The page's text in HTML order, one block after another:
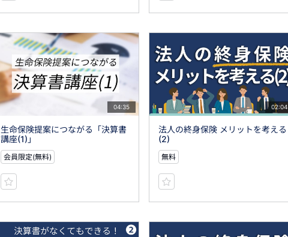
04:35
生命保険提案につながる「決算書
講座(1)」
会員限定(無料)
02:04
法人の終身保険 メリットを考える
(2)
無料